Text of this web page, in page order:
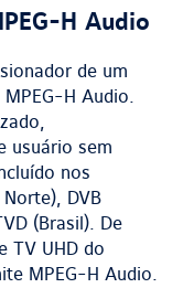
H Audio
de um
H Audio.
usuário sem
nos
DVB
(Brasil). De
TV UHD do
MPEG-H Audio.